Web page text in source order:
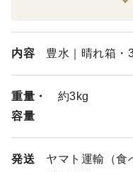
すが、
箱詰め用の贈答品質の
まだ本格的な収穫には
「8月上旬～中旬（8月
ましては、収穫状況を
す。
内容 豊水｜晴れ箱
重量・
容量
約3kg
発送
ヤマト運輸（食